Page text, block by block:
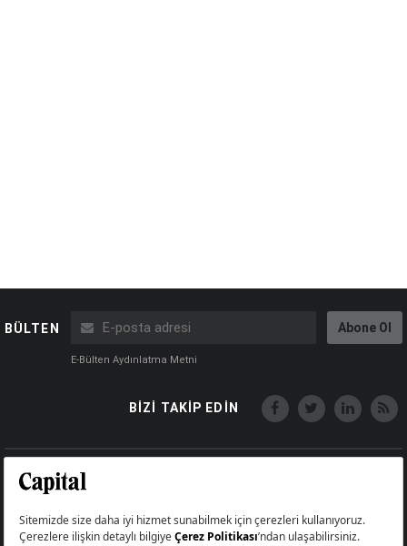
BÜLTEN Abone Ol
E-Bülten Aydınlatma Metni
BİZİ TAKİP EDİN
Big Medya Teknoloji A.Ş.
Üsküdar İstanbul Turkey